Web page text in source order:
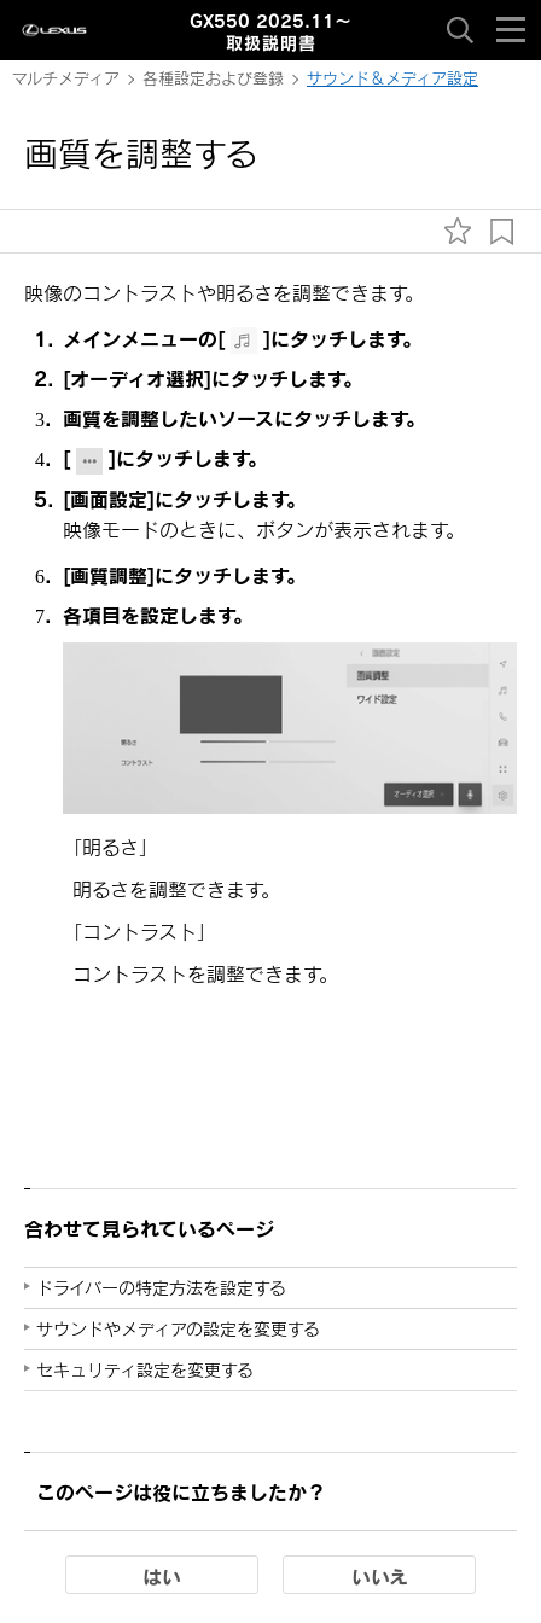
GX550 2025.11～
取扱説明書
マルチメディア 各種設定および登録 サウンド＆メディア設定
画質を調整する
映像のコントラストや明るさを調整できます。
メインメニューの[‍ ‍]にタッチします。
[‍オーディオ選択‍]にタッチします。
画質を調整したいソースにタッチします。
[‍
‍]にタッチします。
[‍画面設定‍]にタッチします。
映像モードのときに、ボタンが表示されます。
[‍画質調整‍]にタッチします。
各項目を設定します。
「‍明るさ‍」
明るさを調整できます。
「‍コントラスト‍」
コントラストを調整できます。
合わせて見られているページ
ドライバーの特定方法を設定する
サウンドやメディアの設定を変更する
セキュリティ設定を変更する
このページは役に立ちましたか？
はい いいえ